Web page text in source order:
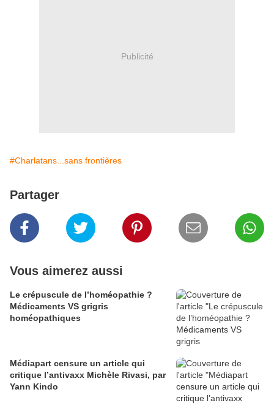
Publicité
#Charlatans...sans frontières
Partager
Vous aimerez aussi
Le crépuscule de l’homéopathie ?
Médicaments VS grigris
homéopathiques
Médiapart censure un article qui
critique l’antivaxx Michèle Rivasi, par
Yann Kindo